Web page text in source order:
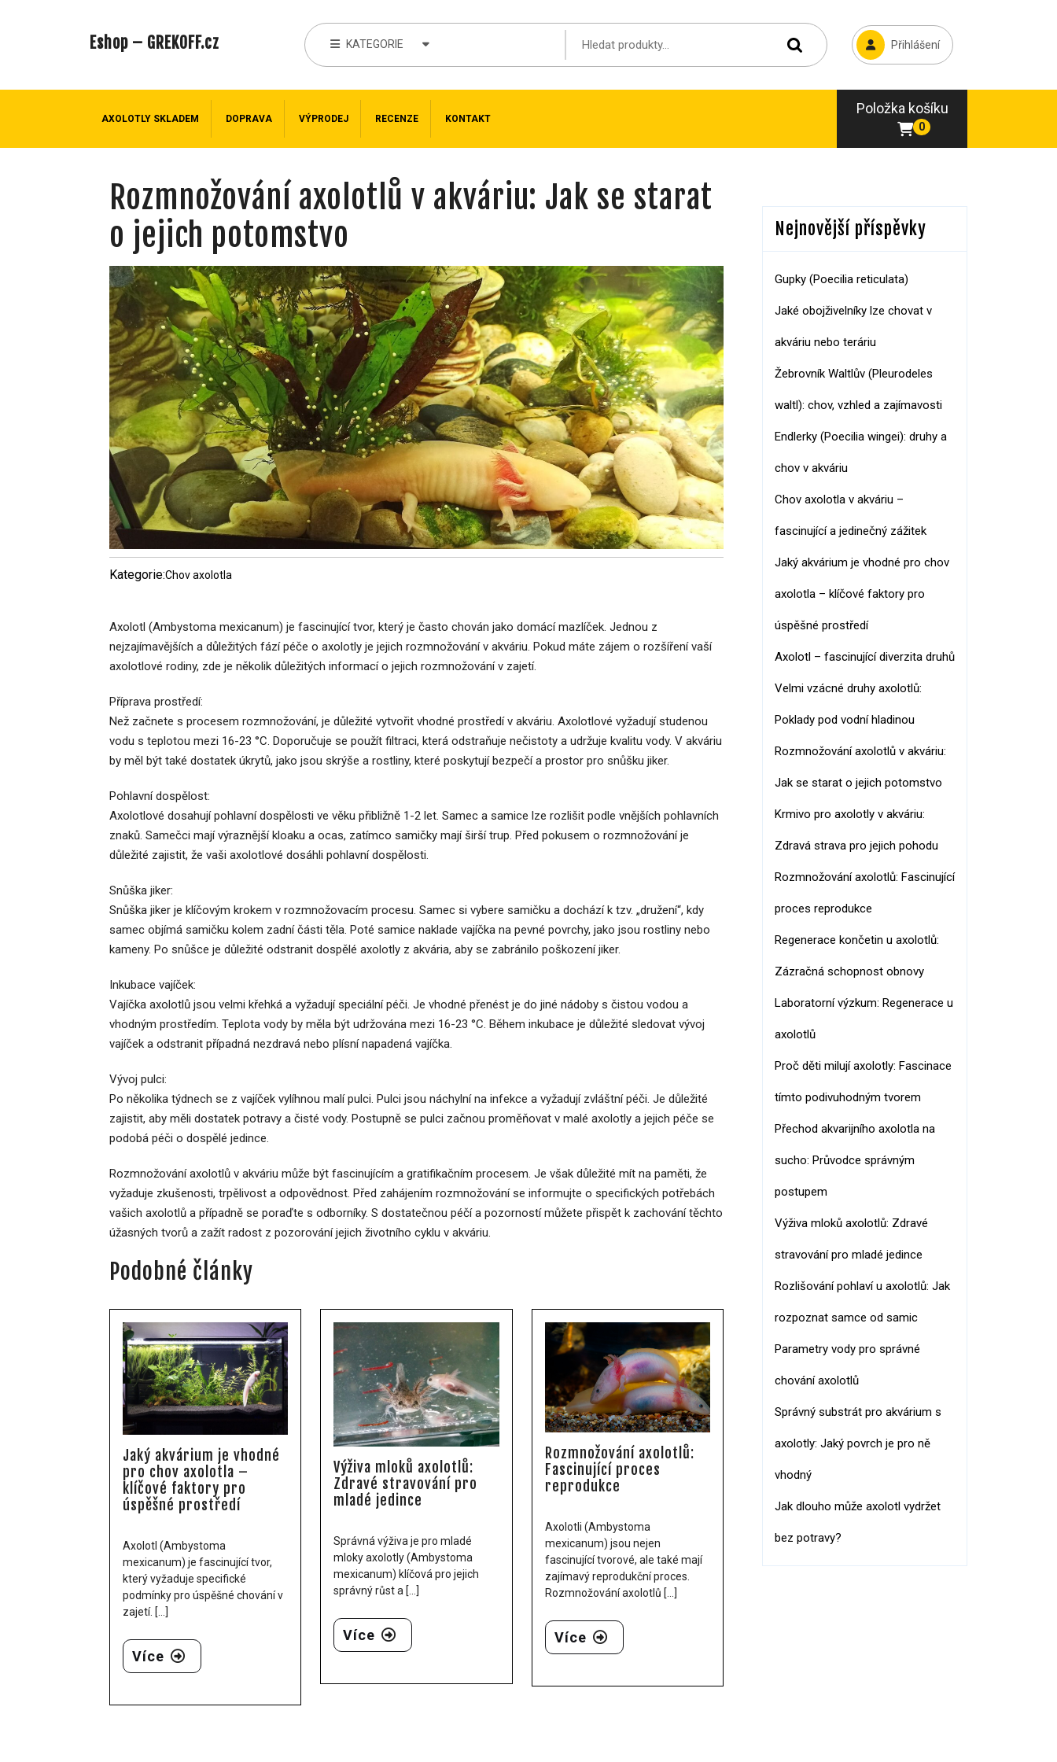
Eshop – GREKOFF.cz KATEGORIE Přihlášení
AXOLOTLY SKLADEM DOPRAVA VÝPRODEJ RECENZE KONTAKT
Položka košíku
0
Rozmnožování axolotlů v akváriu: Jak se starat
o jejich potomstvo
Kategorie:Chov axolotla
Axolotl (Ambystoma mexicanum) je fascinující tvor, který je často chován jako domácí mazlíček. Jednou z
nejzajímavějších a důležitých fází péče o axolotly je jejich rozmnožování v akváriu. Pokud máte zájem o rozšíření vaší
axolotlové rodiny, zde je několik důležitých informací o jejich rozmnožování v zajetí.
Příprava prostředí:
Než začnete s procesem rozmnožování, je důležité vytvořit vhodné prostředí v akváriu. Axolotlové vyžadují studenou
vodu s teplotou mezi 16-23 °C. Doporučuje se použít filtraci, která odstraňuje nečistoty a udržuje kvalitu vody. V akváriu
by měl být také dostatek úkrytů, jako jsou skrýše a rostliny, které poskytují bezpečí a prostor pro snůšku jiker.
Pohlavní dospělost:
Axolotlové dosahují pohlavní dospělosti ve věku přibližně 1-2 let. Samec a samice lze rozlišit podle vnějších pohlavních
znaků. Samečci mají výraznější kloaku a ocas, zatímco samičky mají širší trup. Před pokusem o rozmnožování je
důležité zajistit, že vaši axolotlové dosáhli pohlavní dospělosti.
Snůška jiker:
Snůška jiker je klíčovým krokem v rozmnožovacím procesu. Samec si vybere samičku a dochází k tzv. „družení“, kdy
samec objímá samičku kolem zadní části těla. Poté samice naklade vajíčka na pevné povrchy, jako jsou rostliny nebo
kameny. Po snůšce je důležité odstranit dospělé axolotly z akvária, aby se zabránilo poškození jiker.
Inkubace vajíček:
Vajíčka axolotlů jsou velmi křehká a vyžadují speciální péči. Je vhodné přenést je do jiné nádoby s čistou vodou a
vhodným prostředím. Teplota vody by měla být udržována mezi 16-23 °C. Během inkubace je důležité sledovat vývoj
vajíček a odstranit případná nezdravá nebo plísní napadená vajíčka.
Vývoj pulci:
Po několika týdnech se z vajíček vylíhnou malí pulci. Pulci jsou náchylní na infekce a vyžadují zvláštní péči. Je důležité
zajistit, aby měli dostatek potravy a čisté vody. Postupně se pulci začnou proměňovat v malé axolotly a jejich péče se
podobá péči o dospělé jedince.
Rozmnožování axolotlů v akváriu může být fascinujícím a gratifikačním procesem. Je však důležité mít na paměti, že
vyžaduje zkušenosti, trpělivost a odpovědnost. Před zahájením rozmnožování se informujte o specifických potřebách
vašich axolotlů a případně se poraďte s odborníky. S dostatečnou péčí a pozorností můžete přispět k zachování těchto
úžasných tvorů a zažít radost z pozorování jejich životního cyklu v akváriu.
Podobné články
Jaký akvárium je vhodné
pro chov axolotla –
klíčové faktory pro
úspěšné prostředí
Axolotl (Ambystoma
mexicanum) je fascinující tvor,
který vyžaduje specifické
podmínky pro úspěšné chování v
zajetí. [...]
Více
Výživa mloků axolotlů:
Zdravé stravování pro
mladé jedince
Správná výživa je pro mladé
mloky axolotly (Ambystoma
mexicanum) klíčová pro jejich
správný růst a [...]
Více
Rozmnožování axolotlů:
Fascinující proces
reprodukce
Axolotli (Ambystoma
mexicanum) jsou nejen
fascinující tvorové, ale také mají
zajímavý reprodukční proces.
Rozmnožování axolotlů [...]
Více
Nejnovější příspěvky
Gupky (Poecilia reticulata)
Jaké obojživelníky lze chovat v
akváriu nebo teráriu
Žebrovník Waltlův (Pleurodeles
waltl): chov, vzhled a zajímavosti
Endlerky (Poecilia wingei): druhy a
chov v akváriu
Chov axolotla v akváriu –
fascinující a jedinečný zážitek
Jaký akvárium je vhodné pro chov
axolotla – klíčové faktory pro
úspěšné prostředí
Axolotl – fascinující diverzita druhů
Velmi vzácné druhy axolotlů:
Poklady pod vodní hladinou
Rozmnožování axolotlů v akváriu:
Jak se starat o jejich potomstvo
Krmivo pro axolotly v akváriu:
Zdravá strava pro jejich pohodu
Rozmnožování axolotlů: Fascinující
proces reprodukce
Regenerace končetin u axolotlů:
Zázračná schopnost obnovy
Laboratorní výzkum: Regenerace u
axolotlů
Proč děti milují axolotly: Fascinace
tímto podivuhodným tvorem
Přechod akvarijního axolotla na
sucho: Průvodce správným
postupem
Výživa mloků axolotlů: Zdravé
stravování pro mladé jedince
Rozlišování pohlaví u axolotlů: Jak
rozpoznat samce od samic
Parametry vody pro správné
chování axolotlů
Správný substrát pro akvárium s
axolotly: Jaký povrch je pro ně
vhodný
Jak dlouho může axolotl vydržet
bez potravy?